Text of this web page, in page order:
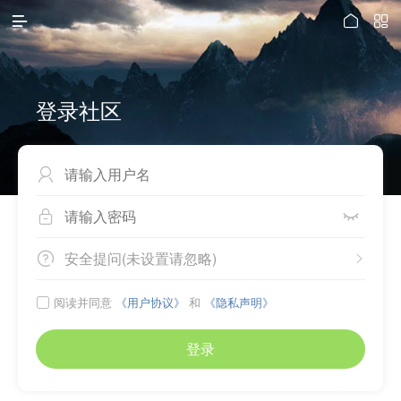
 

登录社区

 
 
安全提问(未设置请忽略)
 阅读并同意 《用户协议》 和 《隐私声明》
登录